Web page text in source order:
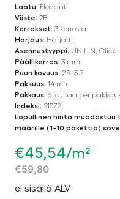
Laatu: Elegant
Viiste: 2B
Kerrokset: 3 kerrosta
Harjaus: Harjattu
Asennustyyppi: UNILIN, Click
Päällikerros: 3 mm
Puun kovuus: 2.9–3.7
Paksuus: 14 mm
Pakkaus: 6 lautaa per
Indeksi: 21072
Lopullinen hinta muodostuu
määrille (1-10 pakettia)
€45,54/m²
€59,80
ei sisällä ALV